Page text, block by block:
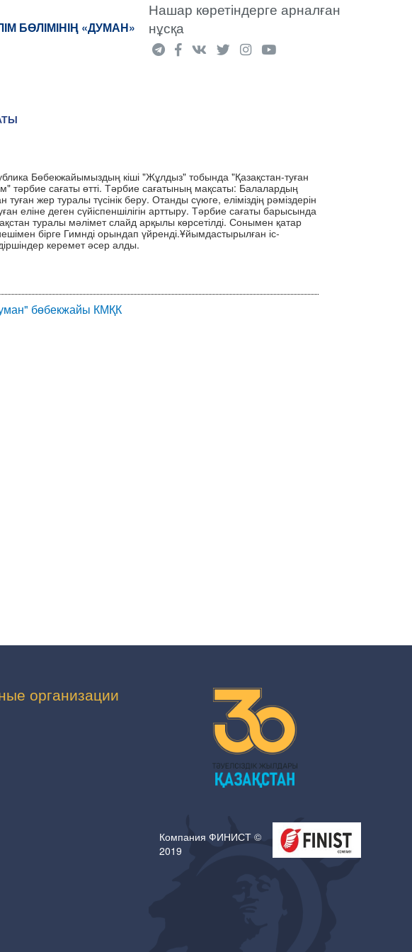
БӨЛІМІНІҢ «ДУМАН»
Нашар көретіндерге арналған
нұсқа
КМҚК
Бөбекжайымыздың кіші "Жұлдыз" тобында "Қазақстан-туған
тәрбие сағаты өтті. Тәрбие сағатының мақсаты: Балалардың
туған жер туралы түсінік беру. Отанды сүюге, еліміздің рәміздерін
еліне деген сүйіспеншілігін арттыру. Тәрбие сағаты барысында
туралы мәлімет слайд арқылы көрсетілді. Сонымен қатар
бірге Гимнді орындап үйренді.Ұйымдастырылған іс-
керемет әсер алды.
бөбекжайы КМҚК
организации
Компания ФИНИСТ ©
2019